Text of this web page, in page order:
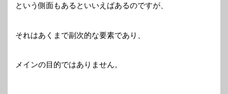
という側面もあるといいえばあるのですが、
それはあくまで副次的な要素であり、
メインの目的ではありません。